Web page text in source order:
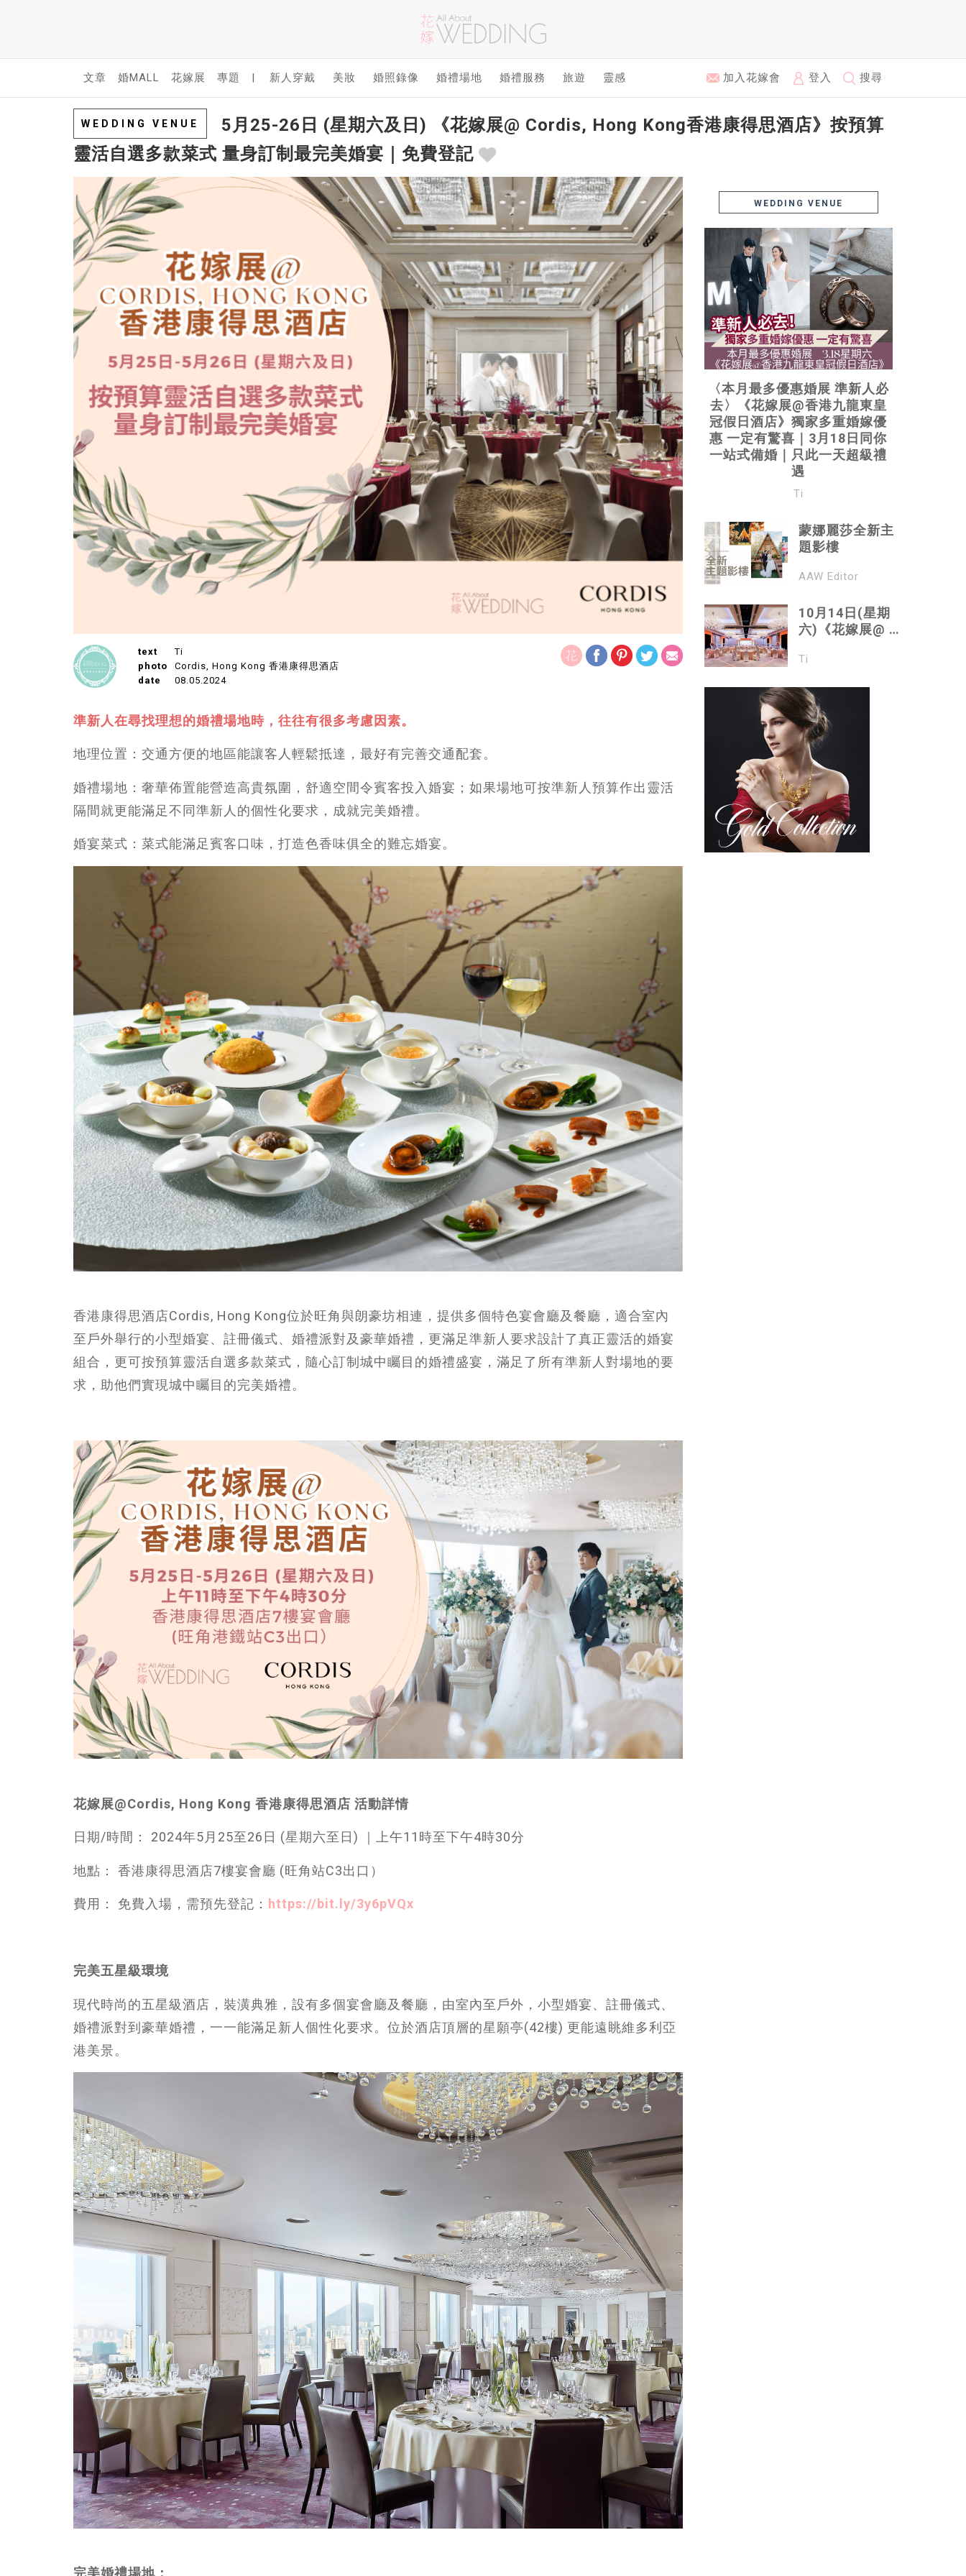
文章 婚MALL 花嫁展 專題 | 新人穿戴 美妝 婚照錄像 婚禮場地 婚禮服務 旅遊 靈感 加入花嫁會 登入 搜尋
WEDDING VENUE
5月25-26日 (星期六及日) 《花嫁展@ Cordis, Hong Kong香港康得思酒店》按預算
靈活自選多款菜式 量身訂制最完美婚宴｜免費登記
text
Ti
photo
Cordis, Hong Kong 香港康得思酒店
date
08.05.2024
準新人在尋找理想的婚禮場地時，往往有很多考慮因素。
地理位置：交通方便的地區能讓客人輕鬆抵達，最好有完善交通配套。
婚禮場地：奢華佈置能營造高貴氛圍，舒適空間令賓客投入婚宴；如果場地可按準新人預算作出靈活
隔間就更能滿足不同準新人的個性化要求，成就完美婚禮。
婚宴菜式：菜式能滿足賓客口味，打造色香味俱全的難忘婚宴。
香港康得思酒店Cordis, Hong Kong位於旺角與朗豪坊相連，提供多個特色宴會廳及餐廳，適合室內
至戶外舉行的小型婚宴、註冊儀式、婚禮派對及豪華婚禮，更滿足準新人要求設計了真正靈活的婚宴
組合，更可按預算靈活自選多款菜式，隨心訂制城中矚目的婚禮盛宴，滿足了所有準新人對場地的要
求，助他們實現城中矚目的完美婚禮。
花嫁展@Cordis, Hong Kong 香港康得思酒店 活動詳情
日期/時間： 2024年5月25至26日 (星期六至日) ｜上午11時至下午4時30分
地點： 香港康得思酒店7樓宴會廳 (旺角站C3出口）
費用： 免費入場，需預先登記： https://bit.ly/3y6pVQx
完美五星級環境
現代時尚的五星級酒店，裝潢典雅，設有多個宴會廳及餐廳，由室內至戶外，小型婚宴、註冊儀式、
婚禮派對到豪華婚禮，一一能滿足新人個性化要求。位於酒店頂層的星願亭(42樓) 更能遠眺維多利亞
港美景。
完美婚禮場地：
WEDDING VENUE
〈本月最多優惠婚展 準新人必
去〉《花嫁展@香港九龍東皇
冠假日酒店》獨家多重婚嫁優
惠 一定有驚喜｜3月18日同你
一站式備婚｜只此一天超級禮
遇
Ti
蒙娜麗莎全新主
題影樓
AAW Editor
10月14日(星期
六)《花嫁展@ 香
店》優質婚禮商
｜城中CP值極高
創意甜蜜婚禮｜
親臨Merryme攤
位可獲主題
lollipop｜立即登
記
Ti